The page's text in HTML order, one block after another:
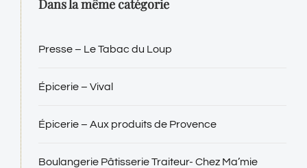
Dans la même catégorie
Presse – Le Tabac du Loup
Épicerie – Vival
Épicerie – Aux produits de Provence
Boulangerie Pâtisserie Traiteur- Chez Ma’mie